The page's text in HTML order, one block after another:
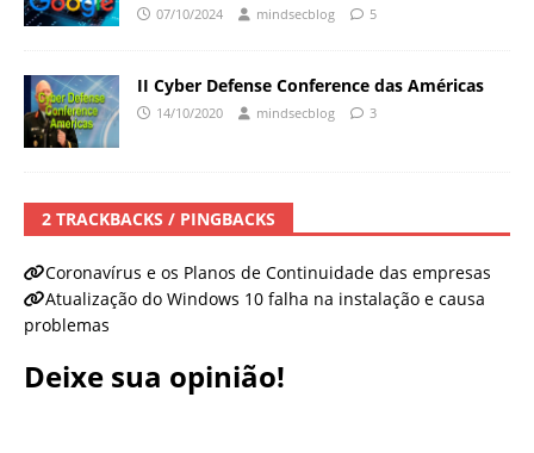
07/10/2024 mindsecblog 5
II Cyber Defense Conference das Américas
14/10/2020 mindsecblog 3
2 TRACKBACKS / PINGBACKS
Coronavírus e os Planos de Continuidade das empresas
Atualização do Windows 10 falha na instalação e causa
problemas
Deixe sua opinião!